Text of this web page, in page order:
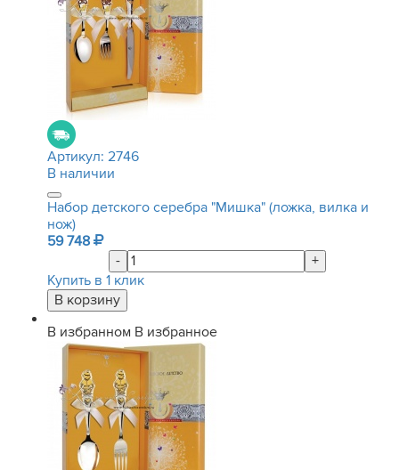
Артикул: 2746
В наличии
Набор детского серебра "Мишка" (ложка, вилка и
нож)
59 748
-
+
Купить в 1 клик
В избранном В избранное